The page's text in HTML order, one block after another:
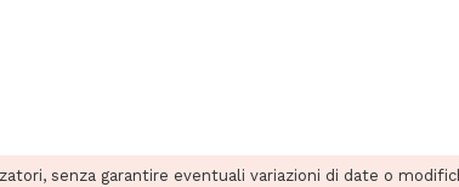
senza garantire eventuali variazioni di date o